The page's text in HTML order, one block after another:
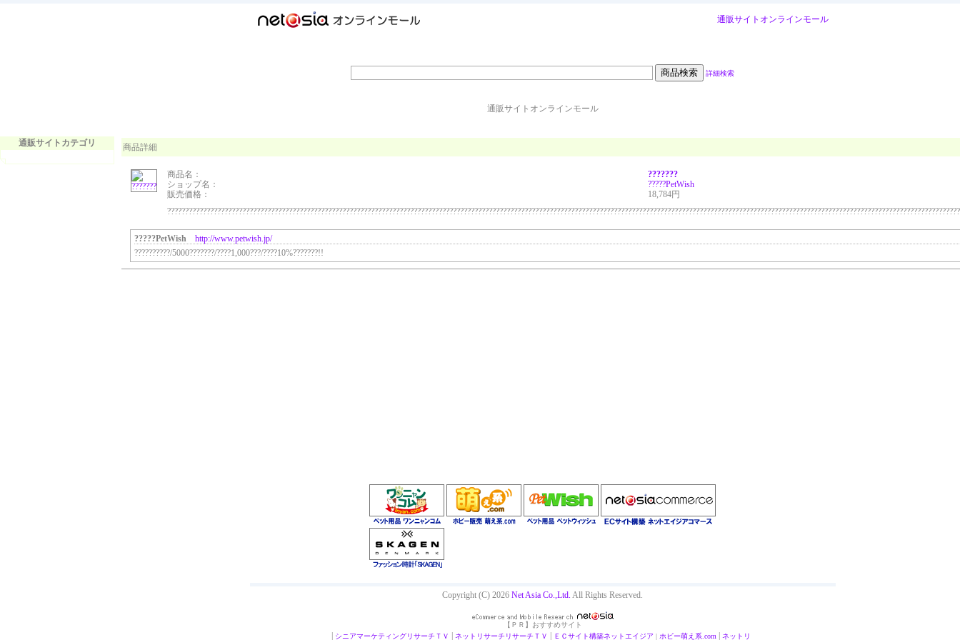
通販サイト オンラインモール
詳細検索
通販サイトオンラインモール
通販サイトカテゴリ 商品詳細
商品名：
???????
ショップ名：
?????PetWish
販売価格：
18,784円
?????PetWish
http://www.petwish.jp/
??????????/5000???????/????1,000???/????10%???????!!
Copyright (C) 2026 Net Asia Co.,Ltd. All Rights Reserved.
【ＰＲ】おすすめサイト
シニアマーケティングリサーチＴＶ ネットリサーチリサーチＴＶ ＥＣサイト構築ネットエイジア | ホビー萌え系.com| ネットリ